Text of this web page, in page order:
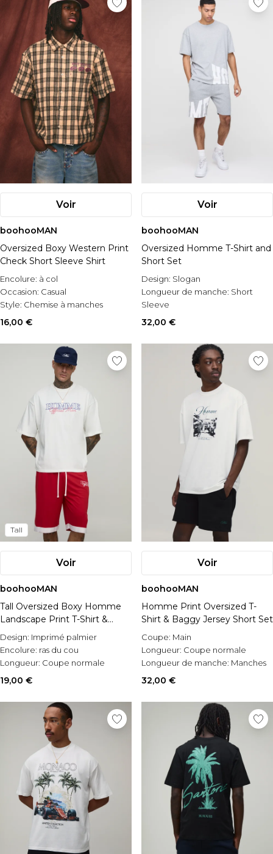
Voir
boohooMAN
Oversized Boxy Western Print
Check Short Sleeve Shirt
Encolure: à col
Occasion: Casual
Style: Chemise à manches
courtes
16,00 €
Voir
boohooMAN
Oversized Homme T-Shirt and
Short Set
Design: Slogan
Longueur de manche: Short
Sleeve
Style: Printed Short Set
32,00 €
Tall
Voir
boohooMAN
Tall Oversized Boxy Homme
Landscape Print T-Shirt &
Basket Ball Short Set
Design: Imprimé palmier
Encolure: ras du cou
Longueur: Coupe normale
19,00 €
Voir
boohooMAN
Homme Print Oversized T-
Shirt & Baggy Jersey Short Set
Coupe: Main
Longueur: Coupe normale
Longueur de manche: Manches
courtes
32,00 €